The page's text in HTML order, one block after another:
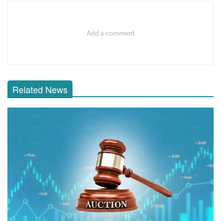
Add a comment
Related News